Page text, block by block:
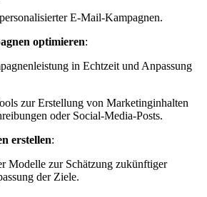
E-Mail-Kampagnen.
optimieren:
in Echtzeit und Anpassung
zur Erstellung von Marketinginhalten
oder Social-Media-Posts.
erstellen:
Modelle zur Schätzung zukünftiger
der Ziele.